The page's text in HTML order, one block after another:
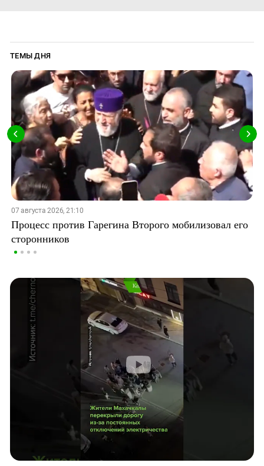
ТЕМЫ ДНЯ
07 августа 2026, 21:10
Процесс против Гарегина Второго мобилизовал его
сторонников